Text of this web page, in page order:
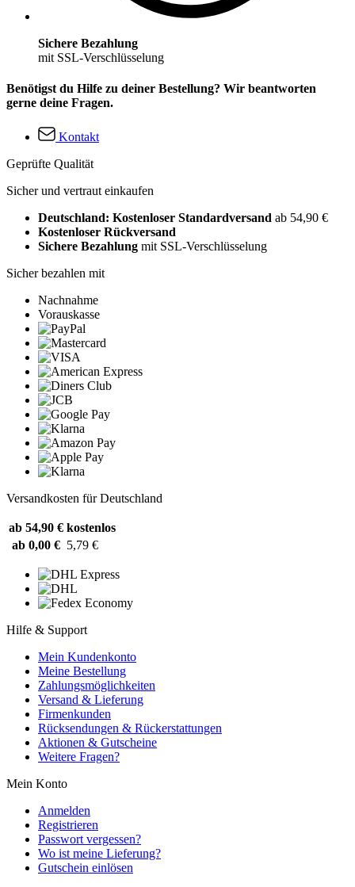
Sichere Bezahlung
mit SSL-Verschlüsselung
Benötigst du Hilfe zu deiner Bestellung? Wir beantworten
gerne deine Fragen.
Kontakt
Geprüfte Qualität
Sicher und vertraut einkaufen
Deutschland: Kostenloser Standardversand ab 54,90 €
Kostenloser Rückversand
Sichere Bezahlung mit SSL-Verschlüsselung
Sicher bezahlen mit
Nachnahme
Vorauskasse
Versandkosten für Deutschland
ab 54,90 € kostenlos
ab 0,00 € 5,79 €
Hilfe & Support
Mein Kundenkonto
Meine Bestellung
Zahlungsmöglichkeiten
Versand & Lieferung
Firmenkunden
Rücksendungen & Rückerstattungen
Aktionen & Gutscheine
Weitere Fragen?
Mein Konto
Anmelden
Registrieren
Passwort vergessen?
Wo ist meine Lieferung?
Gutschein einlösen